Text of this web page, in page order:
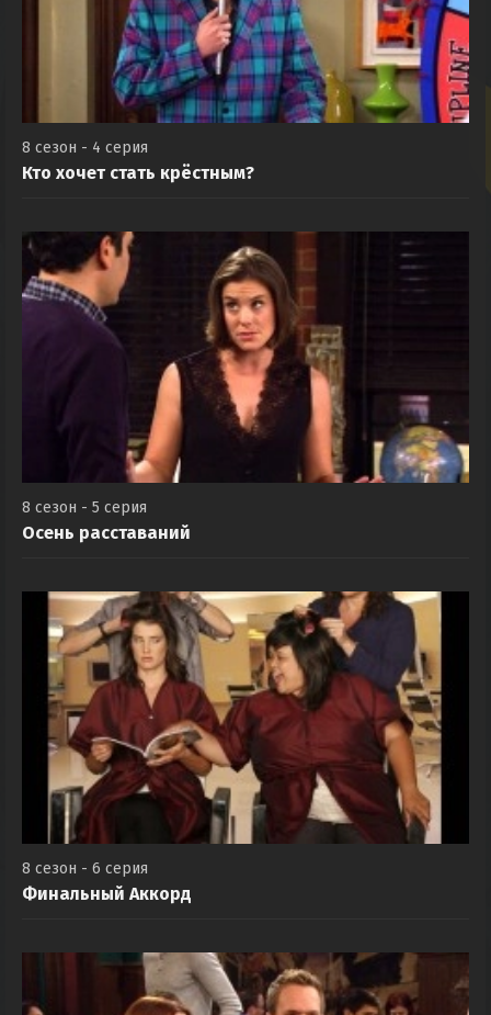
8 сезон - 4 серия
Кто хочет стать крёстным?
8 сезон - 5 серия
Осень расставаний
8 сезон - 6 серия
Финальный Аккорд